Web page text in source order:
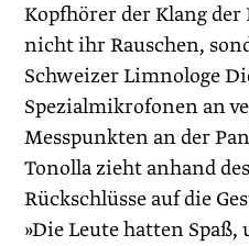
Kopfhörer der Klang der
nicht ihr Rauschen,
Schweizer Limnologe
Spezial­mikrofonen an
Messpunkten an der
Tonolla zieht anhand
Rückschlüsse auf die
»Die Leute hatten